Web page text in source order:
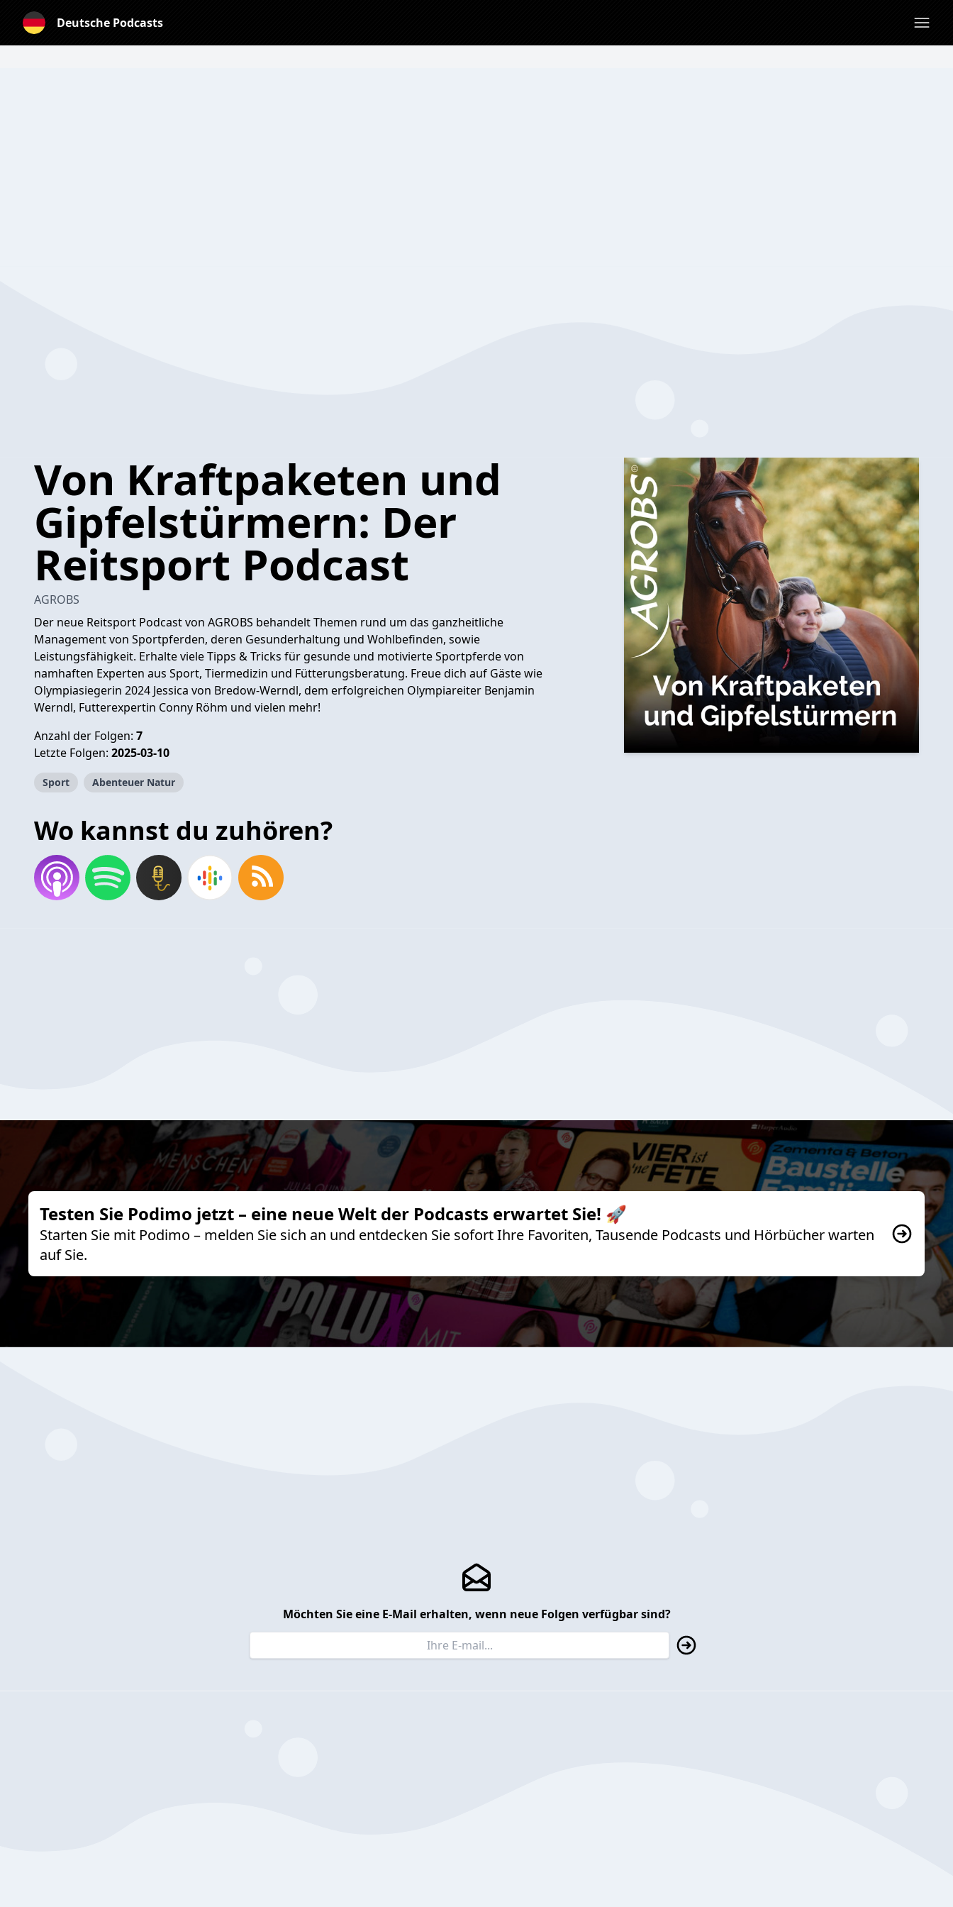
Deutsche Podcasts
Von Kraftpaketen und
Gipfelstürmern: Der
Reitsport Podcast
AGROBS
Der neue Reitsport Podcast von AGROBS behandelt Themen rund um das ganzheitliche
Management von Sportpferden, deren Gesunderhaltung und Wohlbefinden, sowie
Leistungsfähigkeit. Erhalte viele Tipps & Tricks für gesunde und motivierte Sportpferde von
namhaften Experten aus Sport, Tiermedizin und Fütterungsberatung. Freue dich auf Gäste wie
Olympiasiegerin 2024 Jessica von Bredow-Werndl, dem erfolgreichen Olympiareiter Benjamin
Werndl, Futterexpertin Conny Röhm und vielen mehr!
Anzahl der Folgen: 7
Letzte Folgen: 2025-03-10
Sport Abenteuer Natur
Wo kannst du zuhören?
Testen Sie Podimo jetzt – eine neue Welt der Podcasts erwartet Sie! 🚀
Starten Sie mit Podimo – melden Sie sich an und entdecken Sie sofort Ihre Favoriten, Tausende Podcasts und Hörbücher warten
auf Sie.
Möchten Sie eine E-Mail erhalten, wenn neue Folgen verfügbar sind?